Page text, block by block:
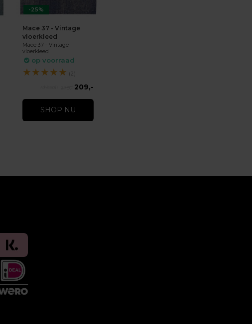
-25%
Mace 37 - Vintage
vloerkleed
Mace 37 - Vintage
vloerkleed
op voorraad
★★★★★ (2)
209,-
SHOP NU